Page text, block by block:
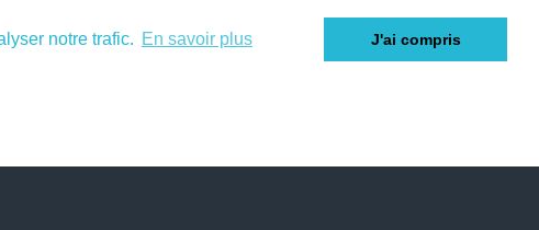
notre trafic. En savoir plus J'ai compris